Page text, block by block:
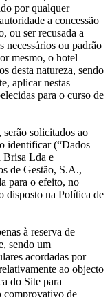
por qualquer
a concessão
ou ser recusada a
necessários ou padrão
mesmo, o hotel
desta natureza, sendo
aplicar nestas
para o curso de
solicitados ao
identificar (“Dados
Brisa Lda e
de Gestão, S.A.,
para o efeito, no
disposto na Política de
à reserva de
sendo um
acordadas por
ao objecto
do Site para
comprovativo de